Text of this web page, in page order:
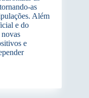
as
Além
e do
e